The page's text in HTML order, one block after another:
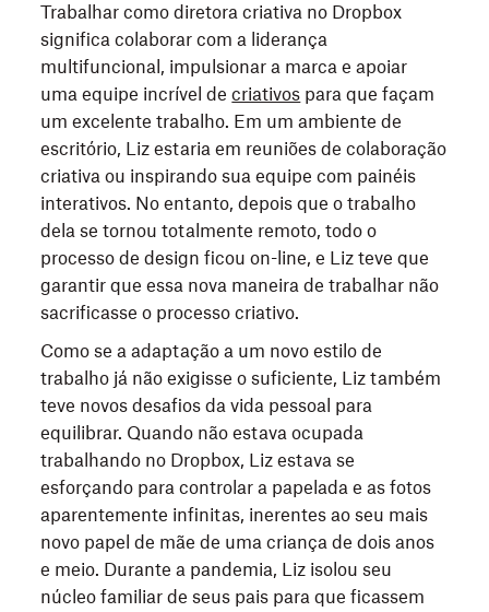
Trabalhar como diretora criativa no Dropbox
significa colaborar com a liderança
multifuncional, impulsionar a marca e apoiar
uma equipe incrível decriativos para que façam
um excelente trabalho. Em um ambiente de
escritório, Liz estaria em reuniões de colaboração
criativa ou inspirando sua equipe com painéis
interativos. No entanto, depois que o trabalho
dela se tornou totalmente remoto, todo o
processo de design ficou on-line, e Liz teve que
garantir que essa nova maneira de trabalhar não
sacrificasse o processo criativo.
Como se a adaptação a um novo estilo de
trabalho já não exigisse o suficiente, Liz também
teve novos desafios da vida pessoal para
equilibrar. Quando não estava ocupada
trabalhando no Dropbox, Liz estava se
esforçando para controlar a papelada e as fotos
aparentemente infinitas, inerentes ao seu mais
novo papel de mãe de uma criança de dois anos
e meio. Durante a pandemia, Liz isolou seu
núcleo familiar de seus pais para que ficassem